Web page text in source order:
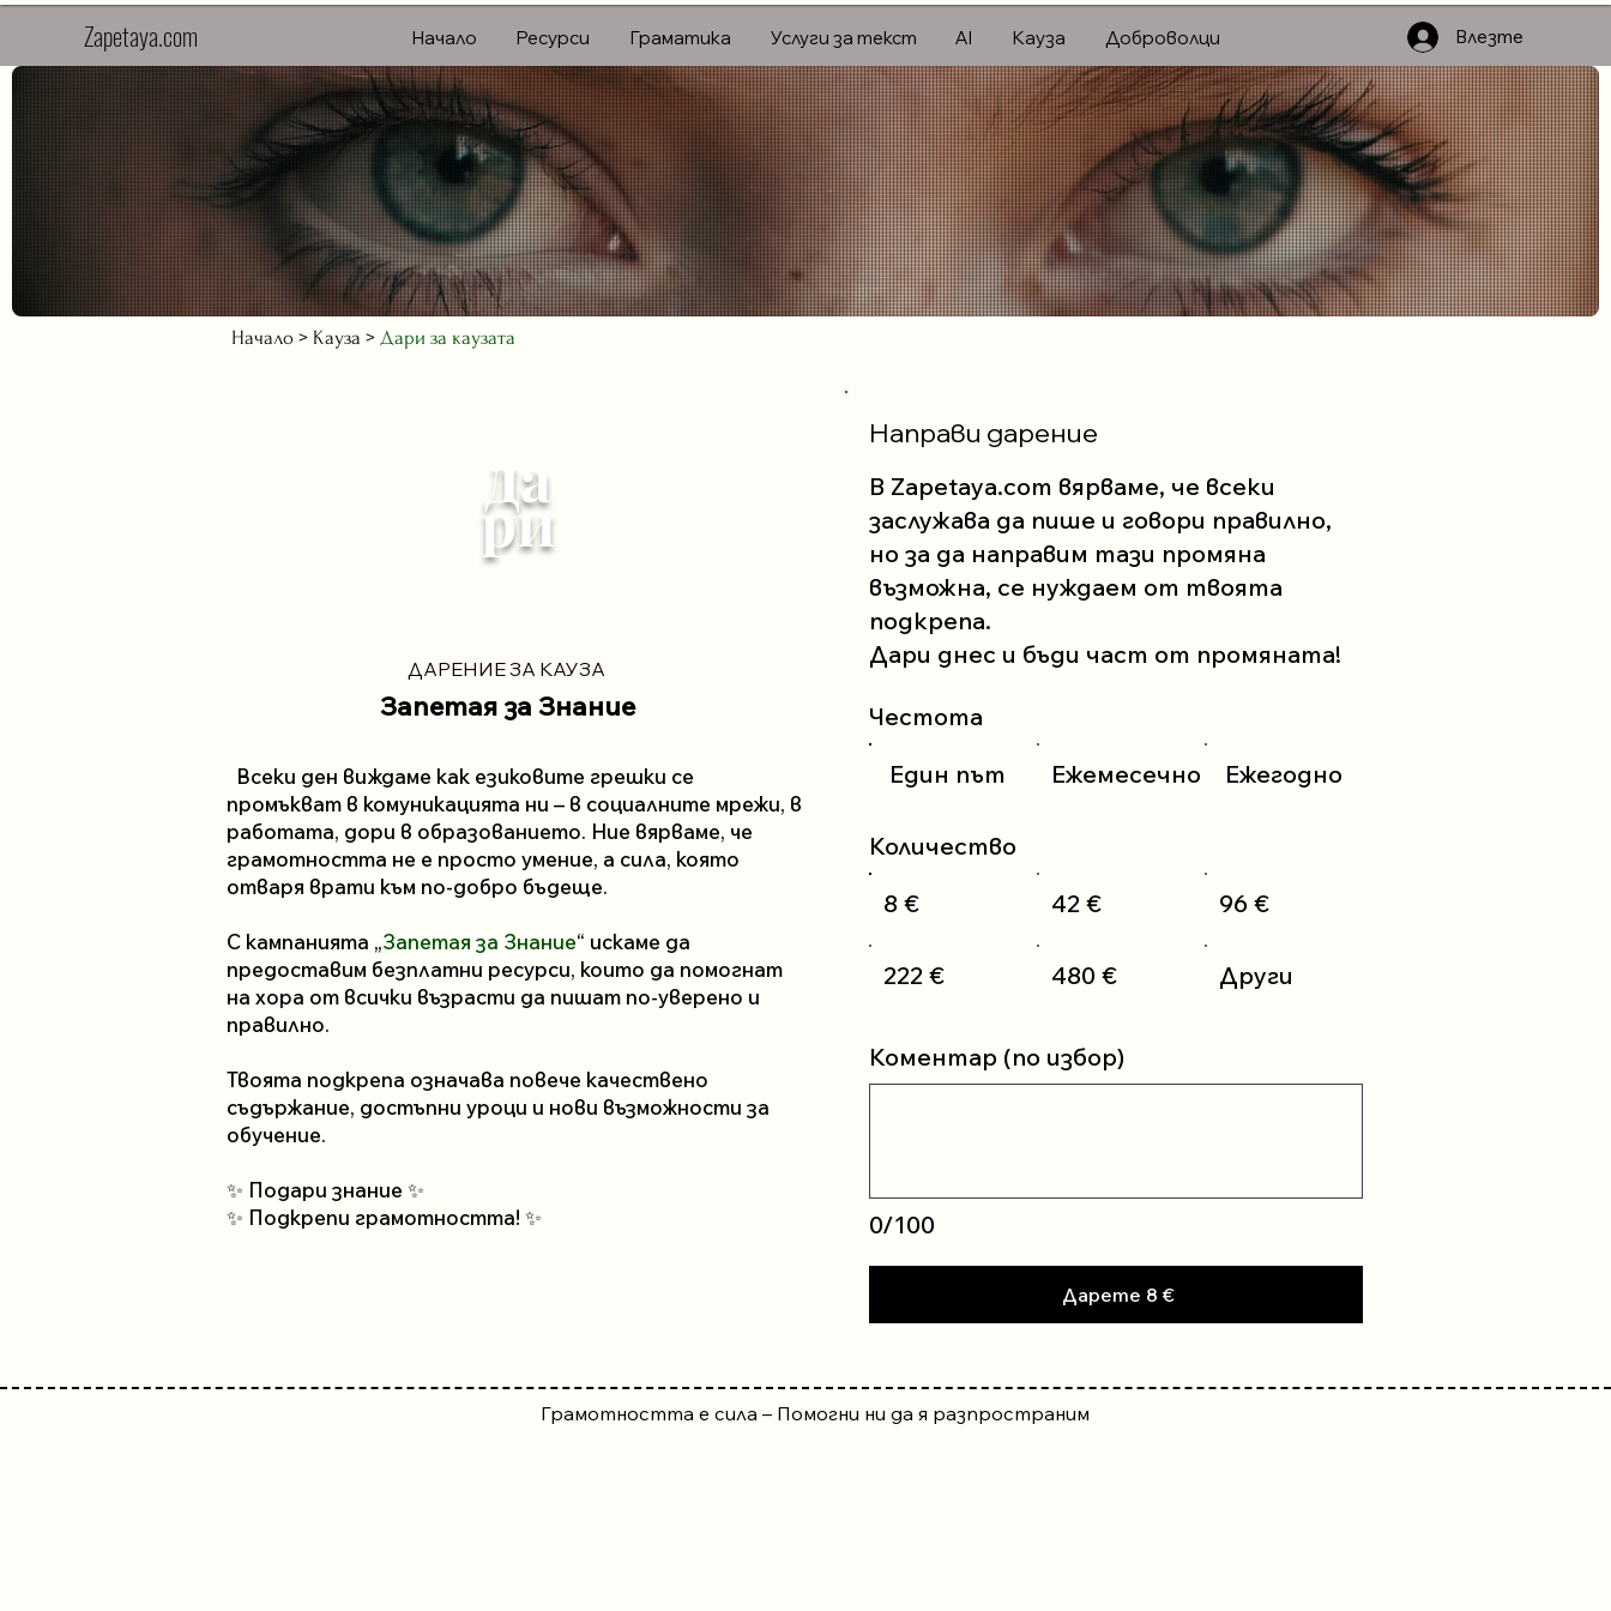
Zapetaya.com Начало Ресурси Граматика Услуги за текст AI Кауза Доброволци Влезте
Начало > Кауза > Дари за каузата
да
ри
ДАРЕНИЕ ЗА КАУЗА
Запетая за Знание
Всеки ден виждаме как езиковите грешки се
промъкват в комуникацията ни – в социалните мрежи, в
работата, дори в образованието. Ние вярваме, че
грамотността не е просто умение, а сила, която
отваря врати към по-добро бъдеще.
С кампанията „Запетая за Знание“ искаме да
предоставим безплатни ресурси, които да помогнат
на хора от всички възрасти да пишат по-уверено и
правилно.
Твоята подкрепа означава повече качествено
съдържание, достъпни уроци и нови възможности за
обучение.
✨ Подари знание ✨
✨ Подкрепи грамотността! ✨
Направи дарение
В Zapetaya.com вярваме, че всеки
заслужава да пише и говори правилно,
но за да направим тази промяна
възможна, се нуждаем от твоята
подкрепа.
Дари днес и бъди част от промяната!
Честота
Един път
Ежемесечно Ежегодно
Количество
8 €
42 € 96 €
222 € 480 € Други
0/100
Коментар (по избор)
Дарете 8 €
Грамотността е сила – Помогни ни да я разпространим